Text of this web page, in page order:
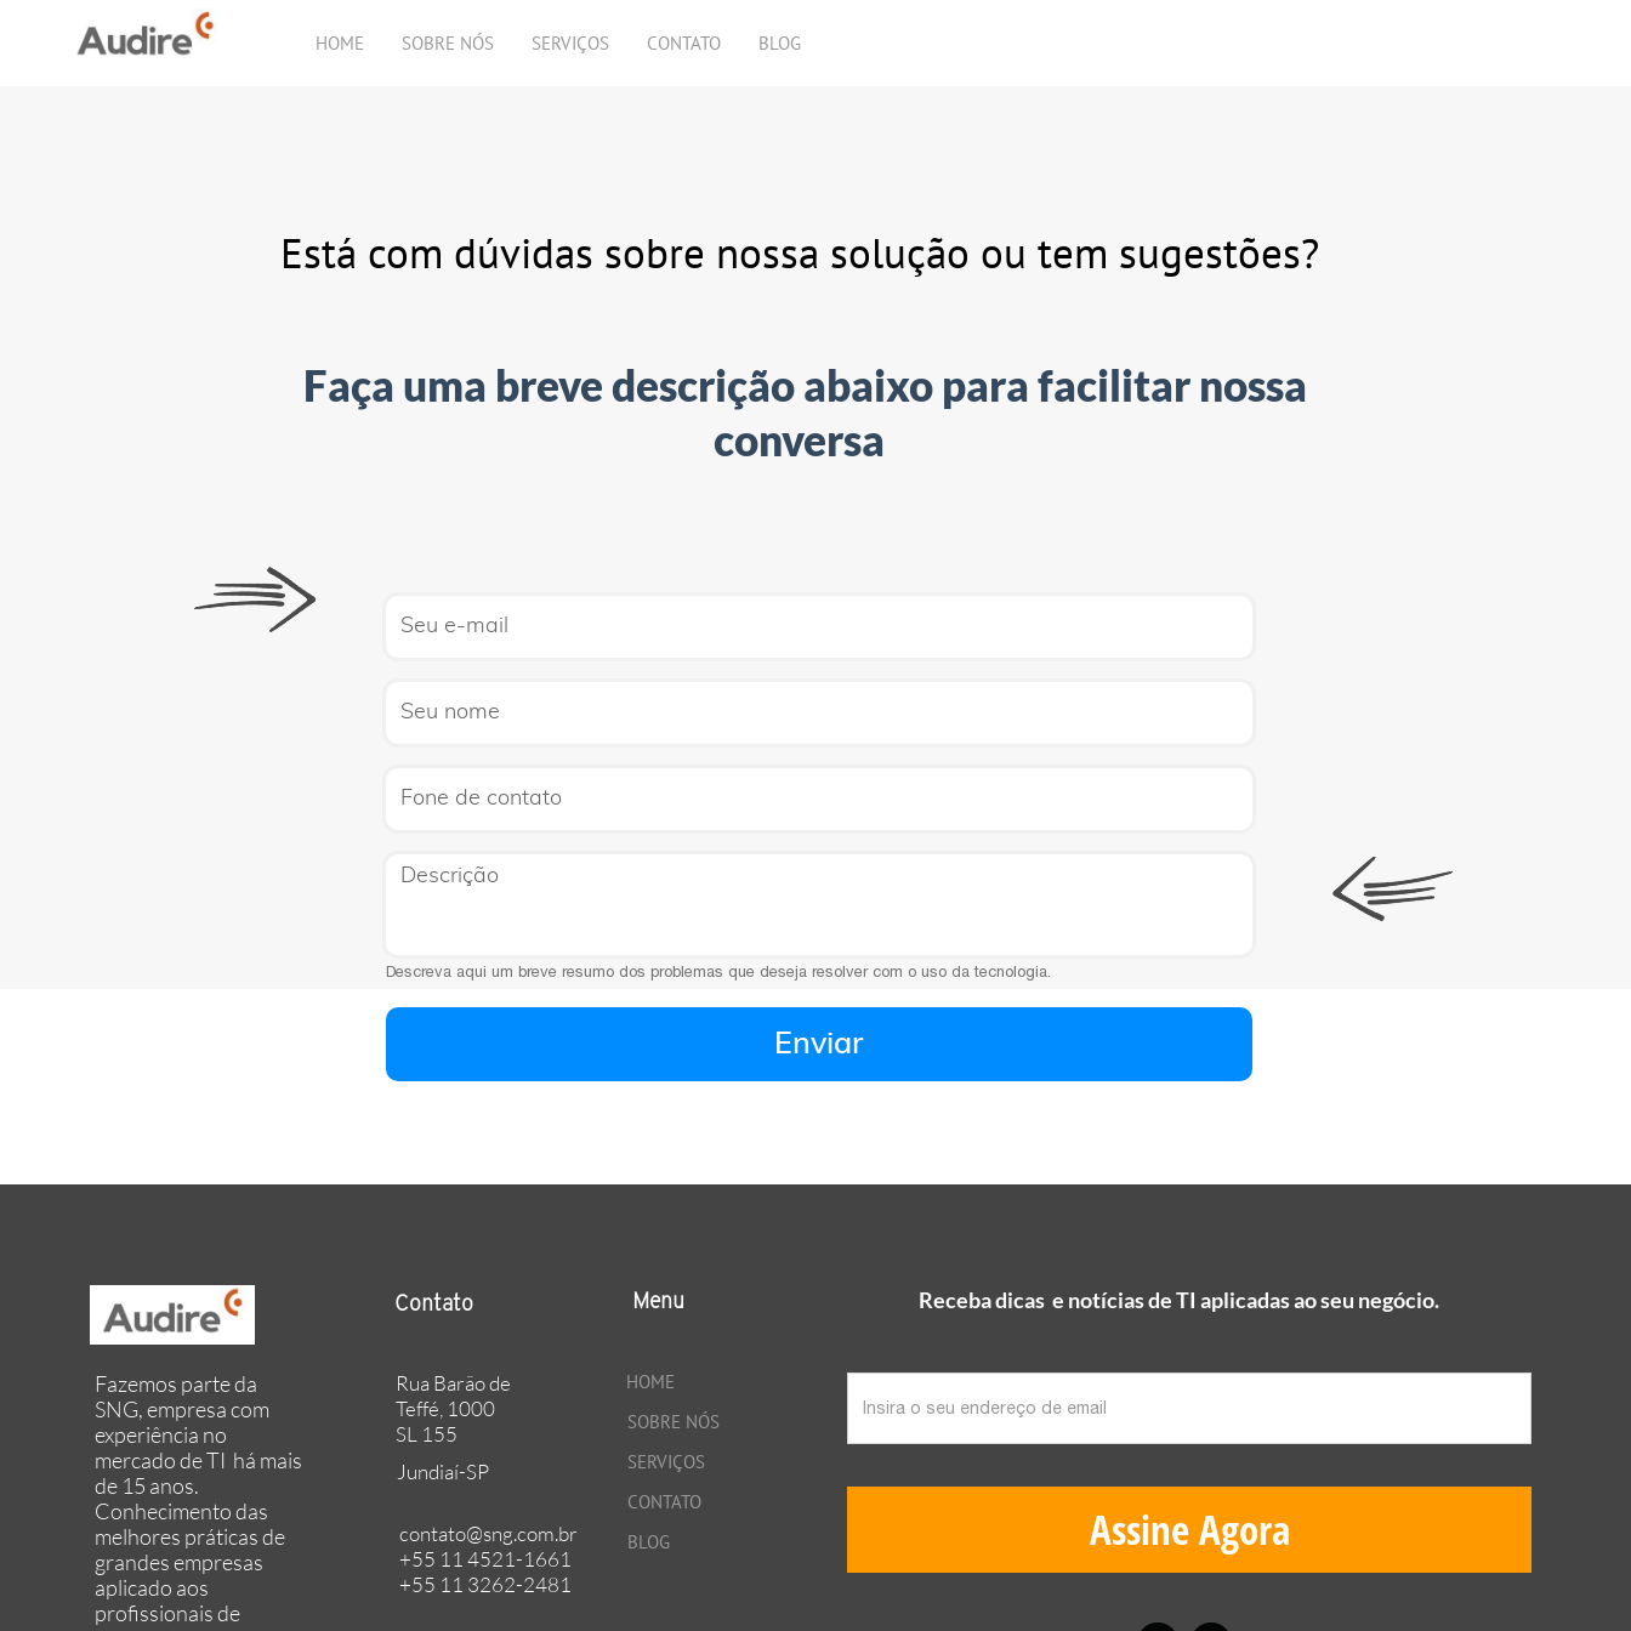
HOME SOBRE NÓS SERVIÇOS CONTATO BLOG
Está com dúvidas sobre nossa solução ou tem sugestões?
Faça uma breve descrição abaixo para facilitar nossa
conversa
Descrição
Descreva aqui um breve resumo dos problemas que deseja resolver com o uso da tecnologia.
Enviar
HOME
SOBRE NÓS
SERVIÇOS
CONTATO
BLOG
Fazemos parte da
SNG, empresa com
experiência no
mercado de TI há mais
de 15 anos.
Conhecimento das
melhores práticas de
grandes empresas
aplicado aos
profissionais de
Contato Receba dicas e notícias de TI aplicadas ao seu negócio.
Rua Barão de
Teffé, 1000
SL 155
Jundiaí-SP
contato@sng.com.br
+55 11 4521-1661
+55 11 3262-2481
Menu
Assine Agora